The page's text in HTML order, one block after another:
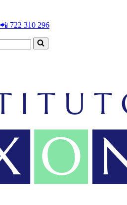
📲 722 310 296